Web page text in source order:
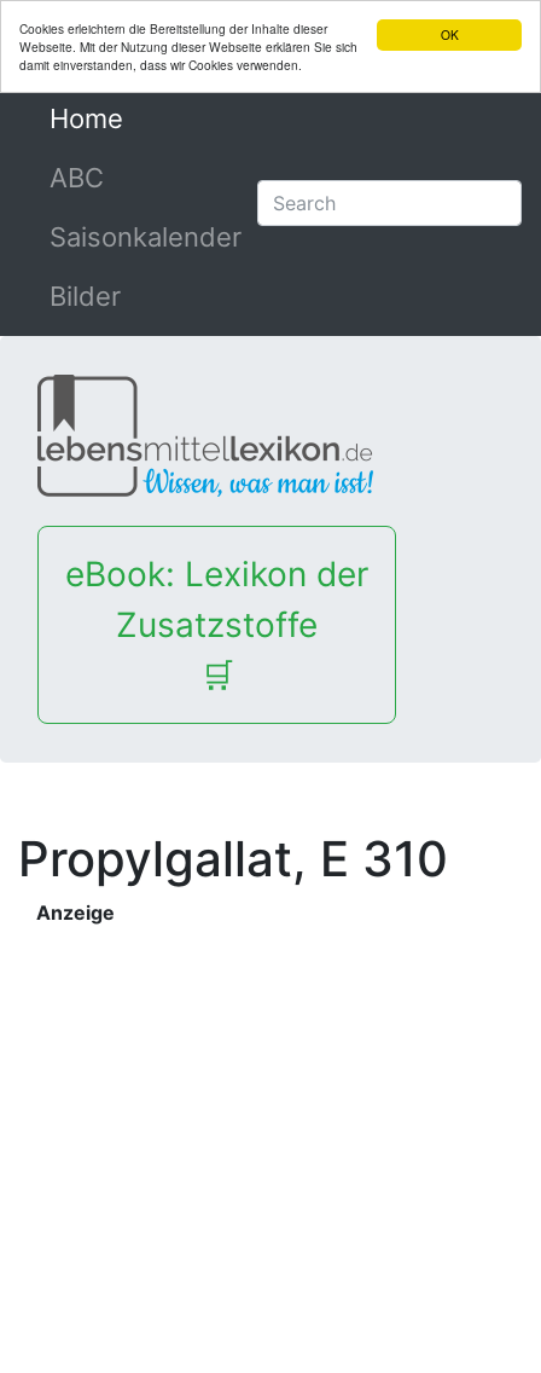
OK
Cookies erleichtern die Bereitstellung der Inhalte dieser
Webseite. Mit der Nutzung dieser Webseite erklären Sie sich
damit einverstanden, dass wir Cookies verwenden.
Home
ABC
Saisonkalender
Bilder
eBook: Lexikon der
Zusatzstoffe
🛒
Propylgallat, E 310
Anzeige